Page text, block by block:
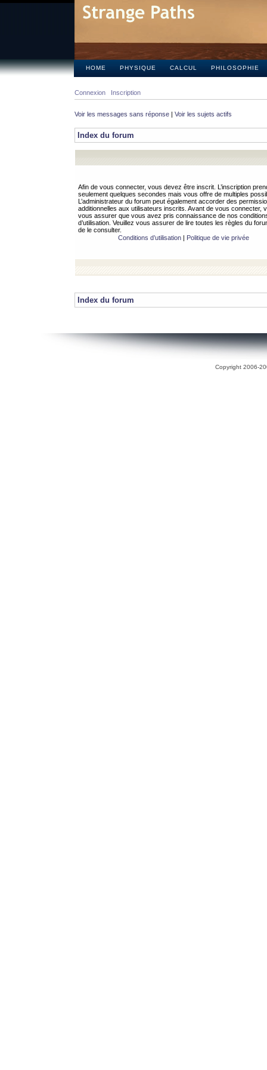
HOME PHYSIQUE CALCUL PHILOSOPHIE
Connexion Inscription
Voir les messages sans réponse | Voir les sujets actifs
Index du forum
Afin de vous connecter, vous devez être inscrit. L’inscription
seulement quelques secondes mais vous offre de multiples
L’administrateur du forum peut également accorder des
additionnelles aux utilisateurs inscrits. Avant de vous connecter,
vous assurer que vous avez pris connaissance de nos
d’utilisation. Veuillez vous assurer de lire toutes les règles du
de le consulter.
Conditions d’utilisation| Politique de vie privée
Index du forum
Copyright 2006-